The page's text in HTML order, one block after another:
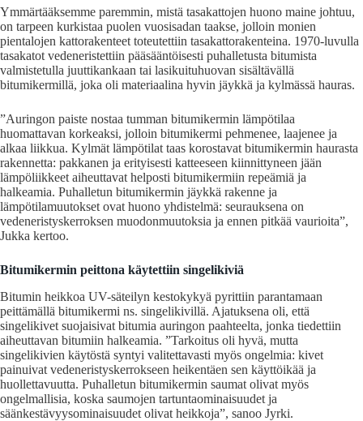
Ymmärtääksemme paremmin, mistä tasakattojen huono maine johtuu,
on tarpeen kurkistaa puolen vuosisadan taakse, jolloin monien
pientalojen kattorakenteet toteutettiin tasakattorakenteina. 1970-luvulla
tasakatot vedeneristettiin pääsääntöisesti puhalletusta bitumista
valmistetulla juuttikankaan tai lasikuituhuovan sisältävällä
bitumikermillä, joka oli materiaalina hyvin jäykkä ja kylmässä hauras.
”Auringon paiste nostaa tumman bitumikermin lämpötilaa
huomattavan korkeaksi, jolloin bitumikermi pehmenee, laajenee ja
alkaa liikkua. Kylmät lämpötilat taas korostavat bitumikermin haurasta
rakennetta: pakkanen ja erityisesti katteeseen kiinnittyneen jään
lämpöliikkeet aiheuttavat helposti bitumikermiin repeämiä ja
halkeamia. Puhalletun bitumikermin jäykkä rakenne ja
lämpötilamuutokset ovat huono yhdistelmä: seurauksena on
vedeneristyskerroksen muodonmuutoksia ja ennen pitkää vaurioita”,
Jukka kertoo.
Bitumikermin peittona käytettiin singelikiviä
Bitumin heikkoa UV-säteilyn kestokykyä pyrittiin parantamaan
peittämällä bitumikermi ns. singelikivillä. Ajatuksena oli, että
singelikivet suojaisivat bitumia auringon paahteelta, jonka tiedettiin
aiheuttavan bitumiin halkeamia. ”Tarkoitus oli hyvä, mutta
singelikivien käytöstä syntyi valitettavasti myös ongelmia: kivet
painuivat vedeneristyskerrokseen heikentäen sen käyttöikää ja
huollettavuutta. Puhalletun bitumikermin saumat olivat myös
ongelmallisia, koska saumojen tartuntaominaisuudet ja
säänkestävyysominaisuudet olivat heikkoja”, sanoo Jyrki.